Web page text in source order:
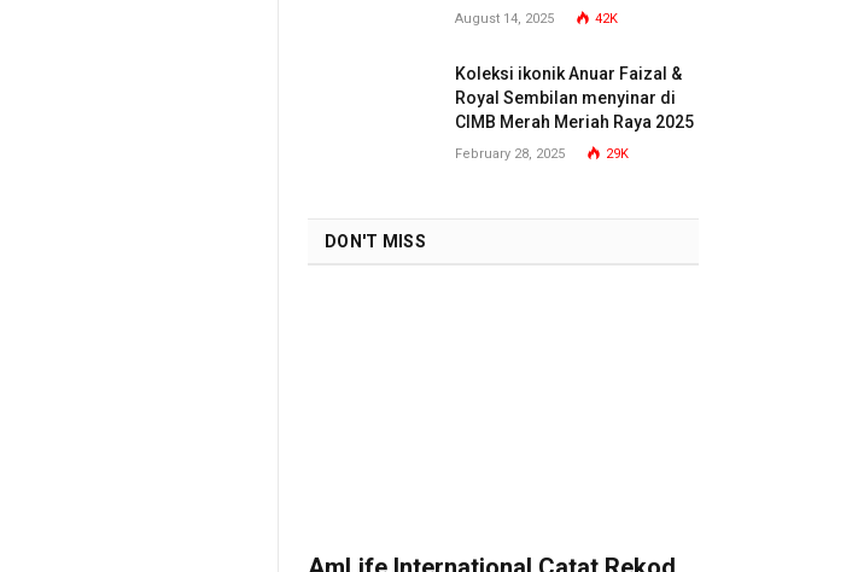
Malaysia
August 14, 2025 42K
Koleksi ikonik Anuar Faizal &
Royal Sembilan menyinar di
CIMB Merah Meriah Raya 2025
February 28, 2025 29K
DON'T MISS